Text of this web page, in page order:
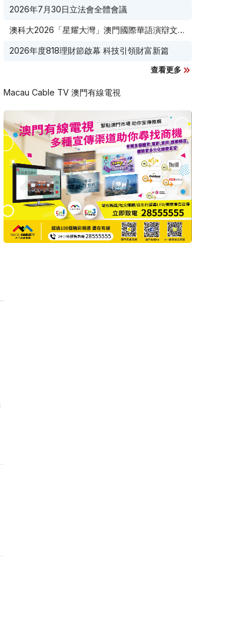
2026年7月30日立法會全體會議
澳科大2026「星耀大灣」澳門國際華語演辯文化
2026年度818理財節啟幕 科技引領財富新篇
查看更多
Macau Cable TV 澳門有線電視